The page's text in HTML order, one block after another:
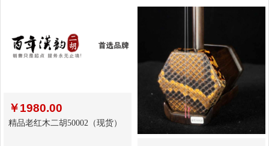
￥1980.00
精品老红木二胡50002（现货）